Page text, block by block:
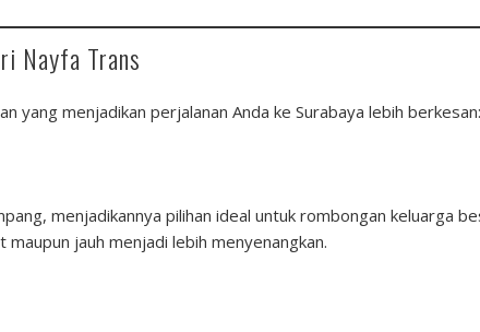
Nayfa Trans
yang menjadikan perjalanan Anda ke Surabaya lebih berkesan:
menjadikannya pilihan ideal untuk rombongan keluarga
jauh menjadi lebih menyenangkan.